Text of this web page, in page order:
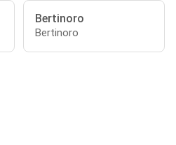
Bertinoro
Bertinoro